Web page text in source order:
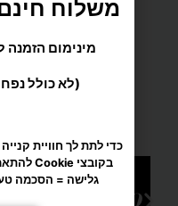
מינימום הזמנה
(לא כולל
גלישה = הסכמה